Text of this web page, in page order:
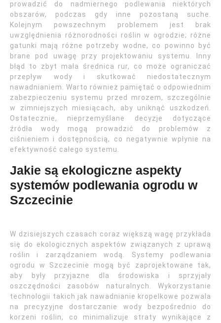
prowadzić do nadmiernego podlewania niektórych
obszarów, podczas gdy inne pozostaną suche.
Kolejnym powszechnym problemem jest brak
uwzględnienia różnorodności roślin w ogrodzie; różne
gatunki mają różne potrzeby wodne, co powinno być
brane pod uwagę przy projektowaniu systemu. Inny
błąd to zbyt mała średnica rur, co może ograniczać
przepływ wody i skutkować niedostatecznym
nawadnianiem. Warto również pamiętać o odpowiednim
zabezpieczeniu systemu przed mrozem, szczególnie
w zimniejszych miesiącach, aby uniknąć uszkodzeń.
Ostatecznie, nieprzemyślane decyzje dotyczące
źródła wody mogą prowadzić do problemów z
ciśnieniem i dostępnością, co negatywnie wpłynie na
efektywność całego systemu.
Jakie są ekologiczne aspekty
systemów podlewania ogrodu w
Szczecinie
W dzisiejszych czasach coraz większą wagę przykłada
się do ekologicznych aspektów związanych z uprawą
roślin i zarządzaniem wodą. Systemy podlewania
ogrodu w Szczecinie mogą być zaprojektowane tak,
aby były przyjazne dla środowiska i sprzyjały
oszczędności zasobów naturalnych. Wykorzystanie
technologii takich jak nawadnianie kropelkowe pozwala
na precyzyjne dostarczanie wody bezpośrednio do
korzeni roślin, co minimalizuje straty wynikające z